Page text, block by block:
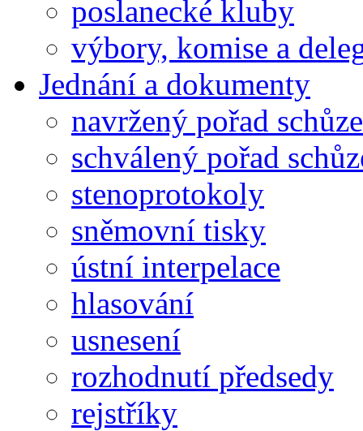
poslanecké kluby
výbory, komise a
Jednání a dokumenty
navržený pořad schůze
schválený pořad
stenoprotokoly
sněmovní tisky
ústní interpelace
hlasování
usnesení
rozhodnutí předsedy
rejstříky